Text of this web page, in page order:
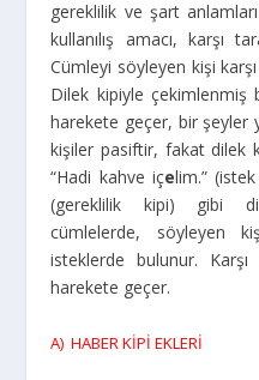
gereklilik ve şart
kullanılış amacı, karşı
Cümleyi söyleyen kişi
Dilek kipiyle çekimlenmiş
harekete geçer, bir şeyler
kişiler pasiftir, fakat dilek
“Hadi kahve içelim.”
(gereklilik kipi) gibi
cümlelerde, söyleyen
isteklerde bulunur.
harekete geçer.
A) HABER KİPİ EKLERİ